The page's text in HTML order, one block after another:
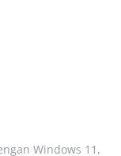
Windows 11,